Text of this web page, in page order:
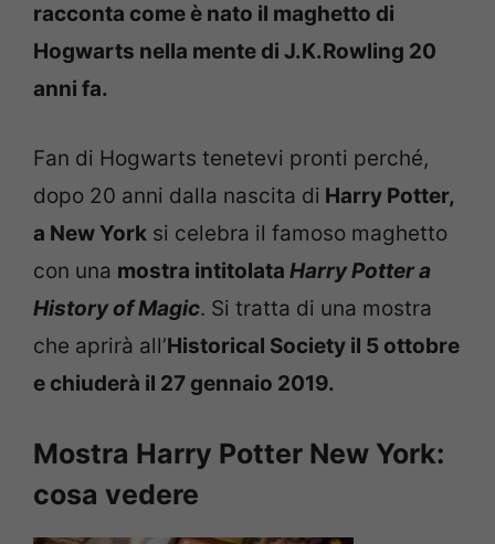
racconta come è nato il maghetto di
Hogwarts nella mente di J.K.Rowling 20
anni fa.
Fan di Hogwarts tenetevi pronti perché,
dopo 20 anni dalla nascita di Harry Potter,
a New York si celebra il famoso maghetto
con una mostra intitolata Harry Potter a
History of Magic. Si tratta di una mostra
che aprirà all’Historical Society il 5 ottobre
e chiuderà il 27 gennaio 2019.
Mostra Harry Potter New York:
cosa vedere